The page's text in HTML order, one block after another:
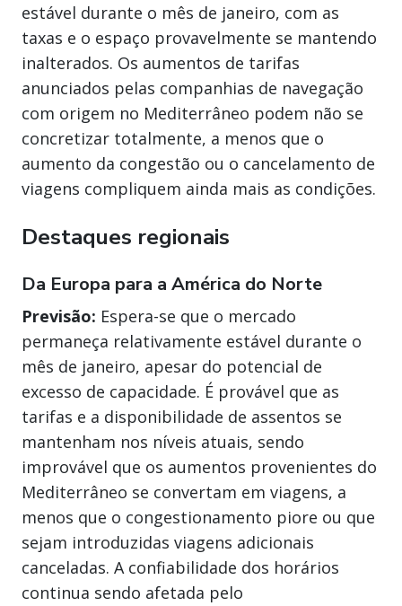
estável durante o mês de janeiro, com as
taxas e o espaço provavelmente se mantendo
inalterados. Os aumentos de tarifas
anunciados pelas companhias de navegação
com origem no Mediterrâneo podem não se
concretizar totalmente, a menos que o
aumento da congestão ou o cancelamento de
viagens compliquem ainda mais as condições.
Destaques regionais
Da Europa para a América do Norte
Previsão: Espera-se que o mercado
permaneça relativamente estável durante o
mês de janeiro, apesar do potencial de
excesso de capacidade. É provável que as
tarifas e a disponibilidade de assentos se
mantenham nos níveis atuais, sendo
improvável que os aumentos provenientes do
Mediterrâneo se convertam em viagens, a
menos que o congestionamento piore ou que
sejam introduzidas viagens adicionais
canceladas. A confiabilidade dos horários
continua sendo afetada pelo